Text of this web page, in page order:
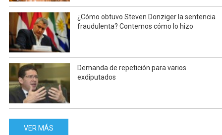
¿Cómo obtuvo Steven Donziger la sentencia
fraudulenta? Contemos cómo lo hizo
Demanda de repetición para varios
exdiputados
VER MÁS